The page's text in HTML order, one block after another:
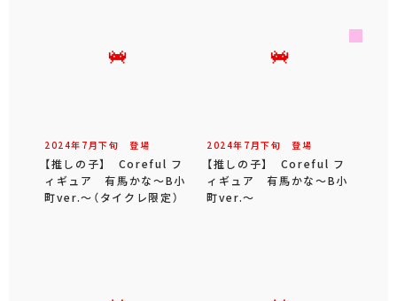
2024年 7 月下旬 登場
【推しの子】 Coreful フ
ィギュア 有馬かな～B小
町ver.～（タイクレ限定）
2024年 7 月下旬 登場
【推しの子】 Coreful フ
ィギュア 有馬かな～B小
町ver.～